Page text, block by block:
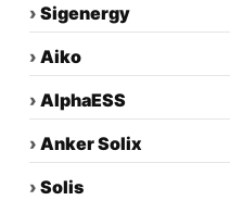
› Sigenergy
› Aiko
› AlphaESS
› Anker Solix
› Solis